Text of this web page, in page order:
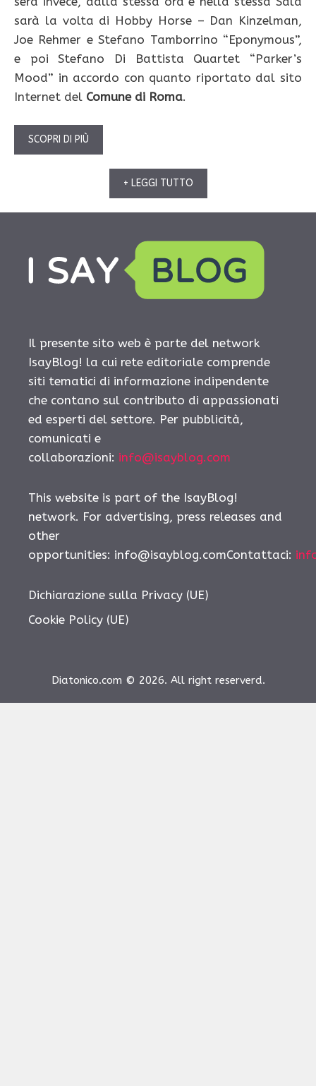
sarà la volta di Hobby Horse – Dan Kinzelman,
Joe Rehmer e Stefano Tamborrino “Eponymous”,
e poi Stefano Di Battista Quartet “Parker’s
Mood” in accordo con quanto riportato dal sito
Internet del Comune di Roma.
SCOPRI DI PIÙ
+ LEGGI TUTTO
Il presente sito web è parte del network
IsayBlog! la cui rete editoriale comprende
siti tematici di informazione indipendente
che contano sul contributo di appassionati
ed esperti del settore. Per pubblicità,
comunicati e
collaborazioni: info@isayblog.com
This website is part of the IsayBlog!
network. For advertising, press releases and
other
opportunities: info@isayblog.comContattaci:
Dichiarazione sulla Privacy (UE)
Cookie Policy (UE)
Diatonico.com © 2026. All right reserverd.